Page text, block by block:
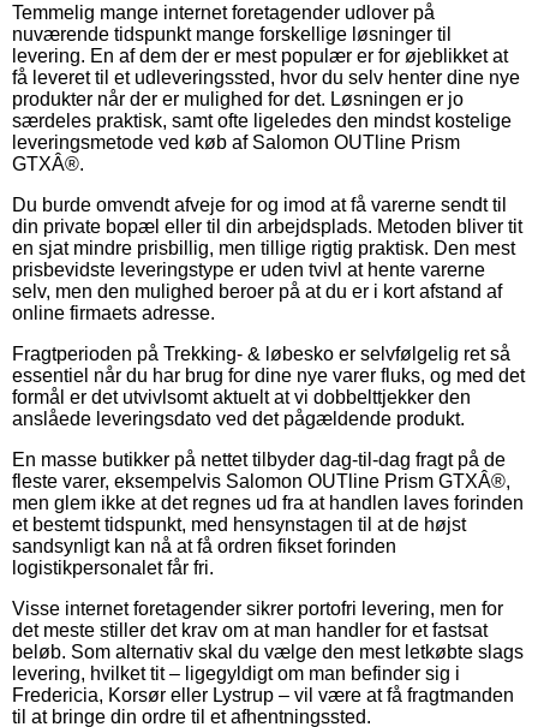
Temmelig mange internet foretagender udlover på
nuværende tidspunkt mange forskellige løsninger til
levering. En af dem der er mest populær er for øjeblikket at
få leveret til et udleveringssted, hvor du selv henter dine nye
produkter når der er mulighed for det. Løsningen er jo
særdeles praktisk, samt ofte ligeledes den mindst kostelige
leveringsmetode ved køb af Salomon OUTline Prism
GTXÂ®.
Du burde omvendt afveje for og imod at få varerne sendt til
din private bopæl eller til din arbejdsplads. Metoden bliver tit
en sjat mindre prisbillig, men tillige rigtig praktisk. Den mest
prisbevidste leveringstype er uden tvivl at hente varerne
selv, men den mulighed beroer på at du er i kort afstand af
online firmaets adresse.
Fragtperioden på Trekking- & løbesko er selvfølgelig ret så
essentiel når du har brug for dine nye varer fluks, og med det
formål er det utvivlsomt aktuelt at vi dobbelttjekker den
anslåede leveringsdato ved det pågældende produkt.
En masse butikker på nettet tilbyder dag-til-dag fragt på de
fleste varer, eksempelvis Salomon OUTline Prism GTXÂ®,
men glem ikke at det regnes ud fra at handlen laves forinden
et bestemt tidspunkt, med hensynstagen til at de højst
sandsynligt kan nå at få ordren fikset forinden
logistikpersonalet får fri.
Visse internet foretagender sikrer portofri levering, men for
det meste stiller det krav om at man handler for et fastsat
beløb. Som alternativ skal du vælge den mest letkøbte slags
levering, hvilket tit – ligegyldigt om man befinder sig i
Fredericia, Korsør eller Lystrup – vil være at få fragtmanden
til at bringe din ordre til et afhentningssted.